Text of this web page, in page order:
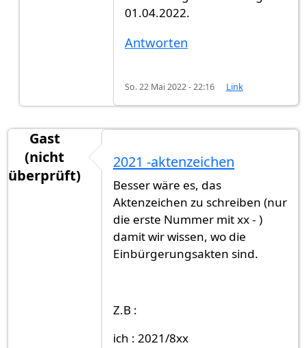
01.04.2022.
Antworten
So. 22 Mai 2022 - 22:16 Link
Gast
(nicht
überprüft)
2021 -aktenzeichen
Besser wäre es, das
Aktenzeichen zu schreiben (nur
die erste Nummer mit xx - )
damit wir wissen, wo die
Einbürgerungsakten sind.
Z.B :
ich : 2021/8xx